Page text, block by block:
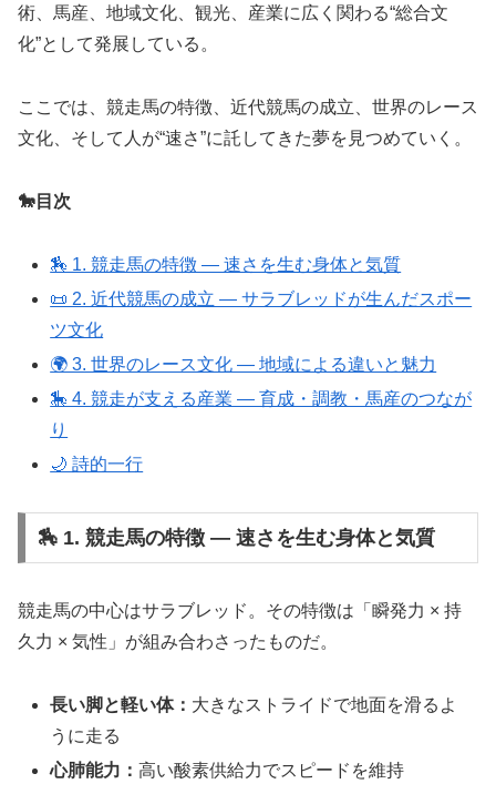
術、馬産、地域文化、観光、産業に広く関わる“総合文
化”として発展している。
ここでは、競走馬の特徴、近代競馬の成立、世界のレース
文化、そして人が“速さ”に託してきた夢を見つめていく。
🐎目次
🏇 1. 競走馬の特徴 ― 速さを生む身体と気質
📜 2. 近代競馬の成立 ― サラブレッドが生んだスポー
ツ文化
🌍 3. 世界のレース文化 ― 地域による違いと魅力
🎠 4. 競走が支える産業 ― 育成・調教・馬産のつなが
り
🌙 詩的一行
🏇 1. 競走馬の特徴 ― 速さを生む身体と気質
競走馬の中心はサラブレッド。その特徴は「瞬発力 × 持
久力 × 気性」が組み合わさったものだ。
長い脚と軽い体： 大きなストライドで地面を滑るよ
うに走る
心肺能力：高い酸素供給力でスピードを維持